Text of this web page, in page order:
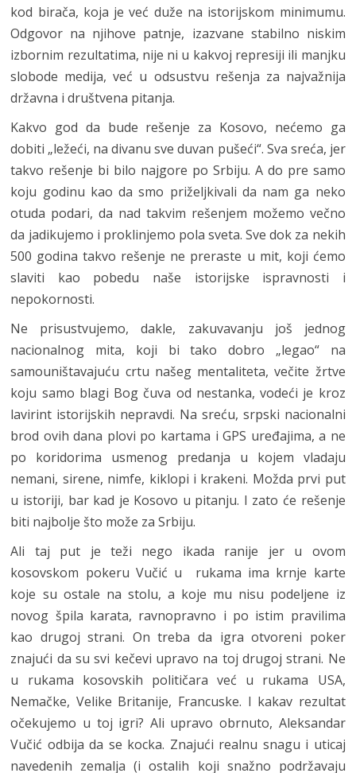
kod birača, koja je već duže na istorijskom minimumu.
Odgovor na njihove patnje, izazvane stabilno niskim
izbornim rezultatima, nije ni u kakvoj represiji ili manjku
slobode medija, već u odsustvu rešenja za najvažnija
državna i društvena pitanja.
Kakvo god da bude rešenje za Kosovo, nećemo ga
dobiti „ležeći, na divanu sve duvan pušeći“. Sva sreća, jer
takvo rešenje bi bilo najgore po Srbiju. A do pre samo
koju godinu kao da smo priželjkivali da nam ga neko
otuda podari, da nad takvim rešenjem možemo večno
da jadikujemo i proklinjemo pola sveta. Sve dok za nekih
500 godina takvo rešenje ne preraste u mit, koji ćemo
slaviti kao pobedu naše istorijske ispravnosti i
nepokornosti.
Ne prisustvujemo, dakle, zakuvavanju još jednog
nacionalnog mita, koji bi tako dobro „legao“ na
samouništavajuću crtu našeg mentaliteta, večite žrtve
koju samo blagi Bog čuva od nestanka, vodeći je kroz
lavirint istorijskih nepravdi. Na sreću, srpski nacionalni
brod ovih dana plovi po kartama i GPS uređajima, a ne
po koridorima usmenog predanja u kojem vladaju
nemani, sirene, nimfe, kiklopi i krakeni. Možda prvi put
u istoriji, bar kad je Kosovo u pitanju. I zato će rešenje
biti najbolje što može za Srbiju.
Ali taj put je teži nego ikada ranije jer u ovom
kosovskom pokeru Vučić u rukama ima krnje karte
koje su ostale na stolu, a koje mu nisu podeljene iz
novog špila karata, ravnopravno i po istim pravilima
kao drugoj strani. On treba da igra otvoreni poker
znajući da su svi kečevi upravo na toj drugoj strani. Ne
u rukama kosovskih političara već u rukama USA,
Nemačke, Velike Britanije, Francuske. I kakav rezultat
očekujemo u toj igri? Ali upravo obrnuto, Aleksandar
Vučić odbija da se kocka. Znajući realnu snagu i uticaj
navedenih zemalja (i ostalih koji snažno podržavaju